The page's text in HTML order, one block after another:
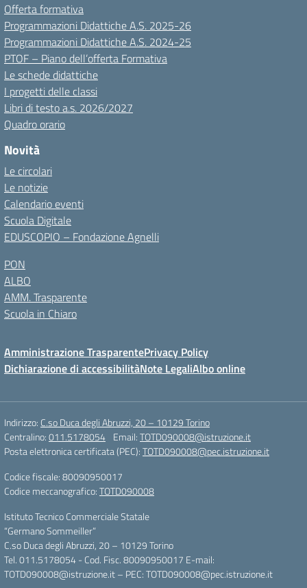
Offerta formativa
Programmazioni Didattiche A.S. 2025-26
Programmazioni Didattiche A.S. 2024-25
PTOF – Piano dell’offerta Formativa
Le schede didattiche
I progetti delle classi
Libri di testo a.s. 2026/2027
Quadro orario
Novità
Le circolari
Le notizie
Calendario eventi
Scuola Digitale
EDUSCOPIO – Fondazione Agnelli
PON
ALBO
AMM. Trasparente
Scuola in Chiaro
Amministrazione TrasparentePrivacy Policy
Dichiarazione di accessibilitàNote LegaliAlbo online
Indirizzo: C.so Duca degli Abruzzi, 20 – 10129 Torino
Centralino:011.5178054 Email:TOTD090008@istruzione.it
Posta elettronica certificata (PEC):TOTD090008@pec.istruzione.it
Codice fiscale: 80090950017
Codice meccanografico:TOTD090008
Istituto Tecnico Commerciale Statale
“Germano Sommeiller”
C.so Duca degli Abruzzi, 20 – 10129 Torino
Tel. 011.5178054 - Cod. Fisc. 80090950017 E-mail:
TOTD090008@istruzione.it – PEC: TOTD090008@pec.istruzione.it